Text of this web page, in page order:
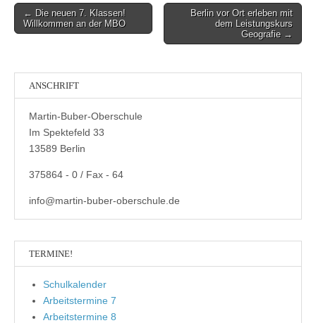
Post
navigation
← Die neuen 7. Klassen!
Willkommen an der MBO
Berlin vor Ort erleben mit
dem Leistungskurs
Geografie →
ANSCHRIFT
Martin-Buber-Oberschule
Im Spektefeld 33
13589 Berlin
375864 - 0 / Fax - 64
info@martin-buber-oberschule.de
TERMINE!
Schulkalender
Arbeitstermine 7
Arbeitstermine 8